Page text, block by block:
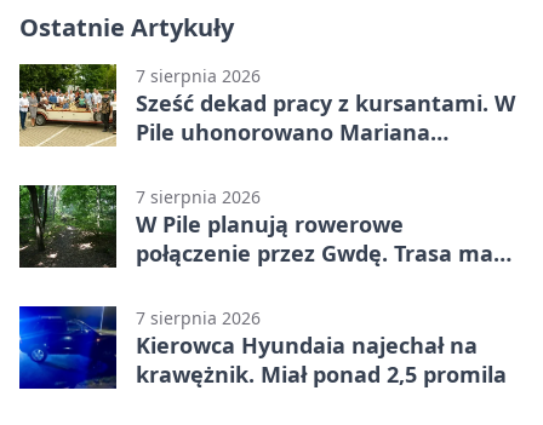
Ostatnie Artykuły
7 sierpnia 2026
Sześć dekad pracy z kursantami. W
Pile uhonorowano Mariana
7 sierpnia 2026
W Pile planują rowerowe
połączenie przez Gwdę. Trasa ma
7 sierpnia 2026
Kierowca Hyundaia najechał na
krawężnik. Miał ponad 2,5 promila